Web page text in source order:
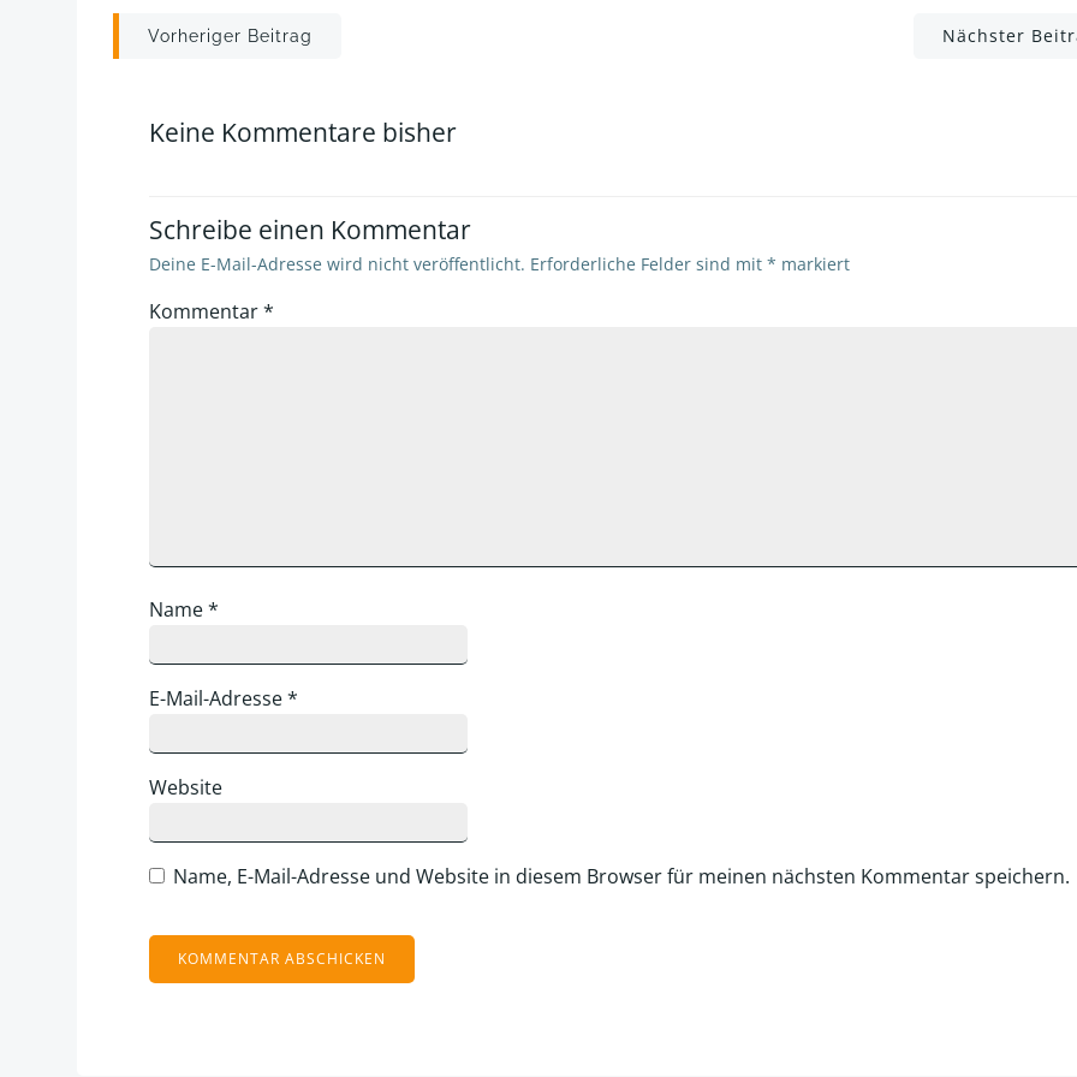
Post
Vorheriger Beitrag Nächster
Keine Kommentare bisher
Schreibe einen Kommentar
Deine E-Mail-Adresse wird nicht veröffentlicht. Erforderliche Felder sind mit * markiert
Kommentar*
Name*
E-Mail-Adresse*
Website
Name, E-Mail-Adresse und Website in diesem Browser für meinen nächsten Kommentar speichern.